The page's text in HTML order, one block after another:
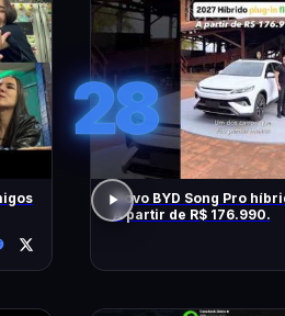
28
Novo BYD Song Pro
A partir de R$ 176.990.